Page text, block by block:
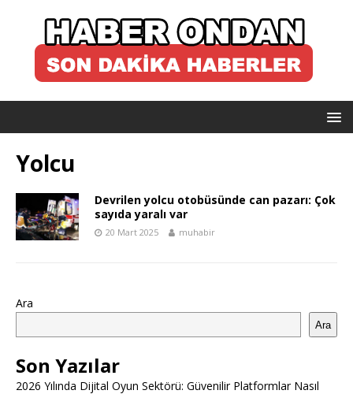
Yolcu
Devrilen yolcu otobüsünde can pazarı: Çok
sayıda yaralı var
20 Mart 2025 muhabir
Ara
Ara
Son Yazılar
2026 Yılında Dijital Oyun Sektörü: Güvenilir Platformlar Nasıl